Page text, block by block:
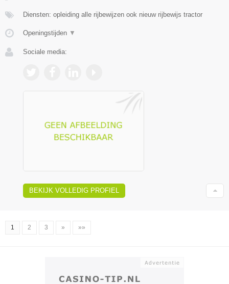
Diensten: opleiding alle rijbewijzen ook nieuw rijbewijs tractor
Openingstijden ▼
Sociale media:
BEKIJK VOLLEDIG PROFIEL
1 2 3 » »»